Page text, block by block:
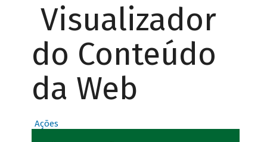
Visualizador
do Conteúdo
da Web
Ações